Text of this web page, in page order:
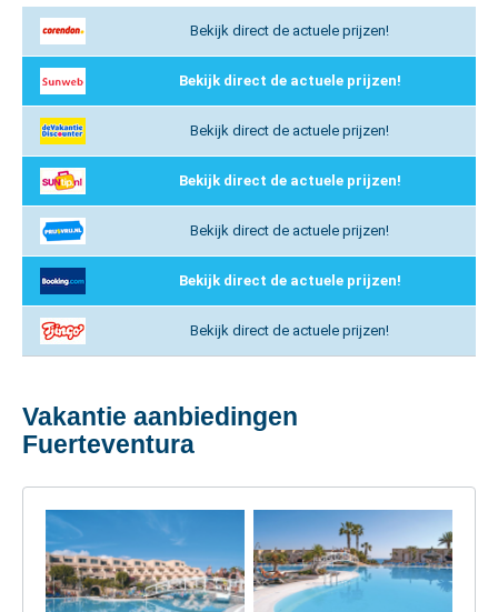
Bekijk direct de actuele prijzen!
Bekijk direct de actuele prijzen!
Bekijk direct de actuele prijzen!
Bekijk direct de actuele prijzen!
Bekijk direct de actuele prijzen!
Bekijk direct de actuele prijzen!
Bekijk direct de actuele prijzen!
Vakantie aanbiedingen
Fuerteventura